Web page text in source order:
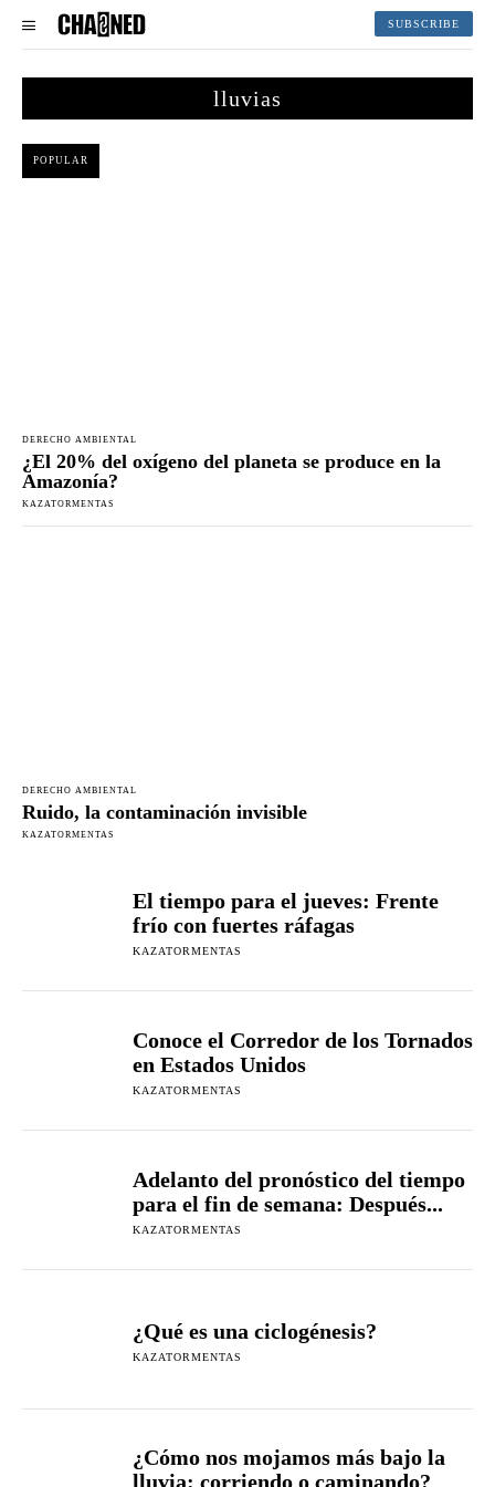
SUBSCRIBE
lluvias
POPULAR
DERECHO AMBIENTAL
¿El 20% del oxígeno del planeta se produce en la
Amazonía?
KAZATORMENTAS
DERECHO AMBIENTAL
Ruido, la contaminación invisible
KAZATORMENTAS
El tiempo para el jueves: Frente
frío con fuertes ráfagas
KAZATORMENTAS
Conoce el Corredor de los Tornados
en Estados Unidos
KAZATORMENTAS
Adelanto del pronóstico del tiempo
para el fin de semana: Después...
KAZATORMENTAS
¿Qué es una ciclogénesis?
KAZATORMENTAS
¿Cómo nos mojamos más bajo la
lluvia: corriendo o caminando?